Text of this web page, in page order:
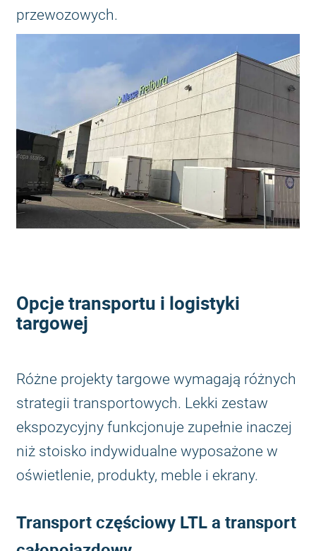
przewozowych.
Opcje transportu i logistyki
targowej
Różne projekty targowe wymagają różnych
strategii transportowych. Lekki zestaw
ekspozycyjny funkcjonuje zupełnie inaczej
niż stoisko indywidualne wyposażone w
oświetlenie, produkty, meble i ekrany.
Transport częściowy LTL a transport